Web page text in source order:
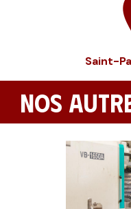
Saint-
NOS